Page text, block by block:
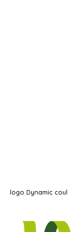
logo Dynamic coul